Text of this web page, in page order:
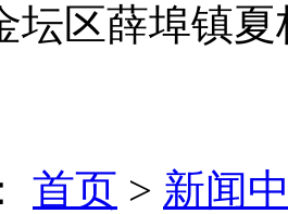
坛区薛埠镇夏
首页 > 新闻